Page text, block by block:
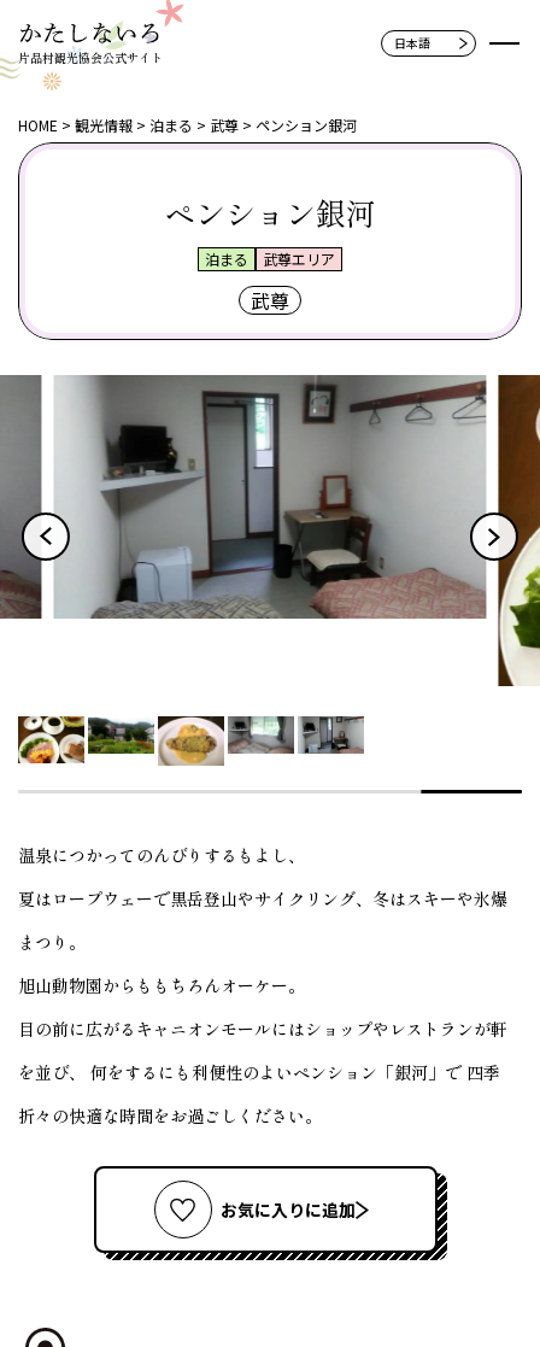
片品村観光協会公式サイト
HOME 観光情報 泊まる 武尊 ペンション銀河
ペンション銀河
泊まる 武尊エリア
武尊
温泉につかってのんびりするもよし、
夏はロープウェーで黒岳登山やサイクリング、冬はスキーや氷爆
まつり。
旭山動物園からももちろんオーケー。
目の前に広がるキャニオンモールにはショップやレストランが軒
を並び、 何をするにも利便性のよいペンション「銀河」で 四季
折々の快適な時間をお過ごしください。
お気に入りに追加